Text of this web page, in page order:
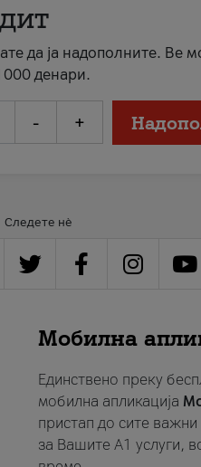
да ја надополните. Ве
денари.
- +
Следете нè
Мобилна
Единствено преку
мобилна апликација
пристап до сите
за Вашите A1 услуги,